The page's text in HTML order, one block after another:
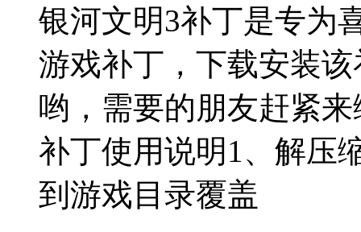
银河文明3补丁是专为
游戏补丁，下载安装
哟，需要的朋友赶紧
补丁使用说明1、解压
到游戏目录覆盖